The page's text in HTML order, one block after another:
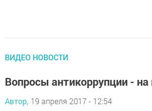
ВИДЕО НОВОСТИ
Вопросы антикоррупции - на
Автор, 19 апреля 2017 - 12:54